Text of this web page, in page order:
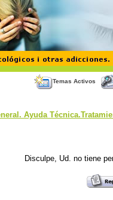
Temas Activos
Ayuda
Disculpe, Ud. no tiene